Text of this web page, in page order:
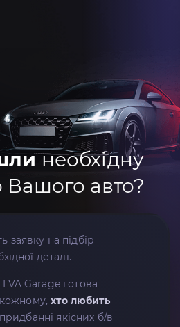
необхідну
Вашого авто?
заявку на підбір
деталі.
Garage готова
хто любить
якісних б/в